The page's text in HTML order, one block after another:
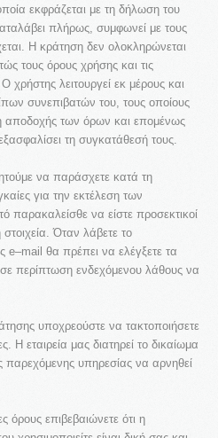
εκφράζεται με τη δήλωση του
πλήρως, συμφωνεί με τους
Η κράτηση δεν ολοκληρώνεται
τους όρους χρήσης και τις
χρήστης λειτουργεί εκ μέρους και
συνεπιβατών του, τους οποίους
αποδοχής των όρων και επομένως
τη συγκατάθεσή τους.
να παράσχετε κατά τη
για την εκτέλεση των
παρακαλείσθε να είστε προσεκτικοί
Όταν λάβετε το
e–mail θα πρέπει να ελέγξετε τα
σε περίπτωση ενδεχόμενου λάθους να
υποχρεούστε να τακτοποιήσετε
Η εταιρεία μας διατηρεί το δικαίωμα
παρεχόμενης υπηρεσίας να αρνηθεί
όρους επιβεβαιώνετε ότι η